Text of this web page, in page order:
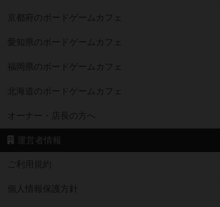
京都府のボードゲームカフェ
愛知県のボードゲームカフェ
福岡県のボードゲームカフェ
北海道のボードゲームカフェ
オーナー・店長の方へ
運営者情報
ご利用規約
個人情報保護方針